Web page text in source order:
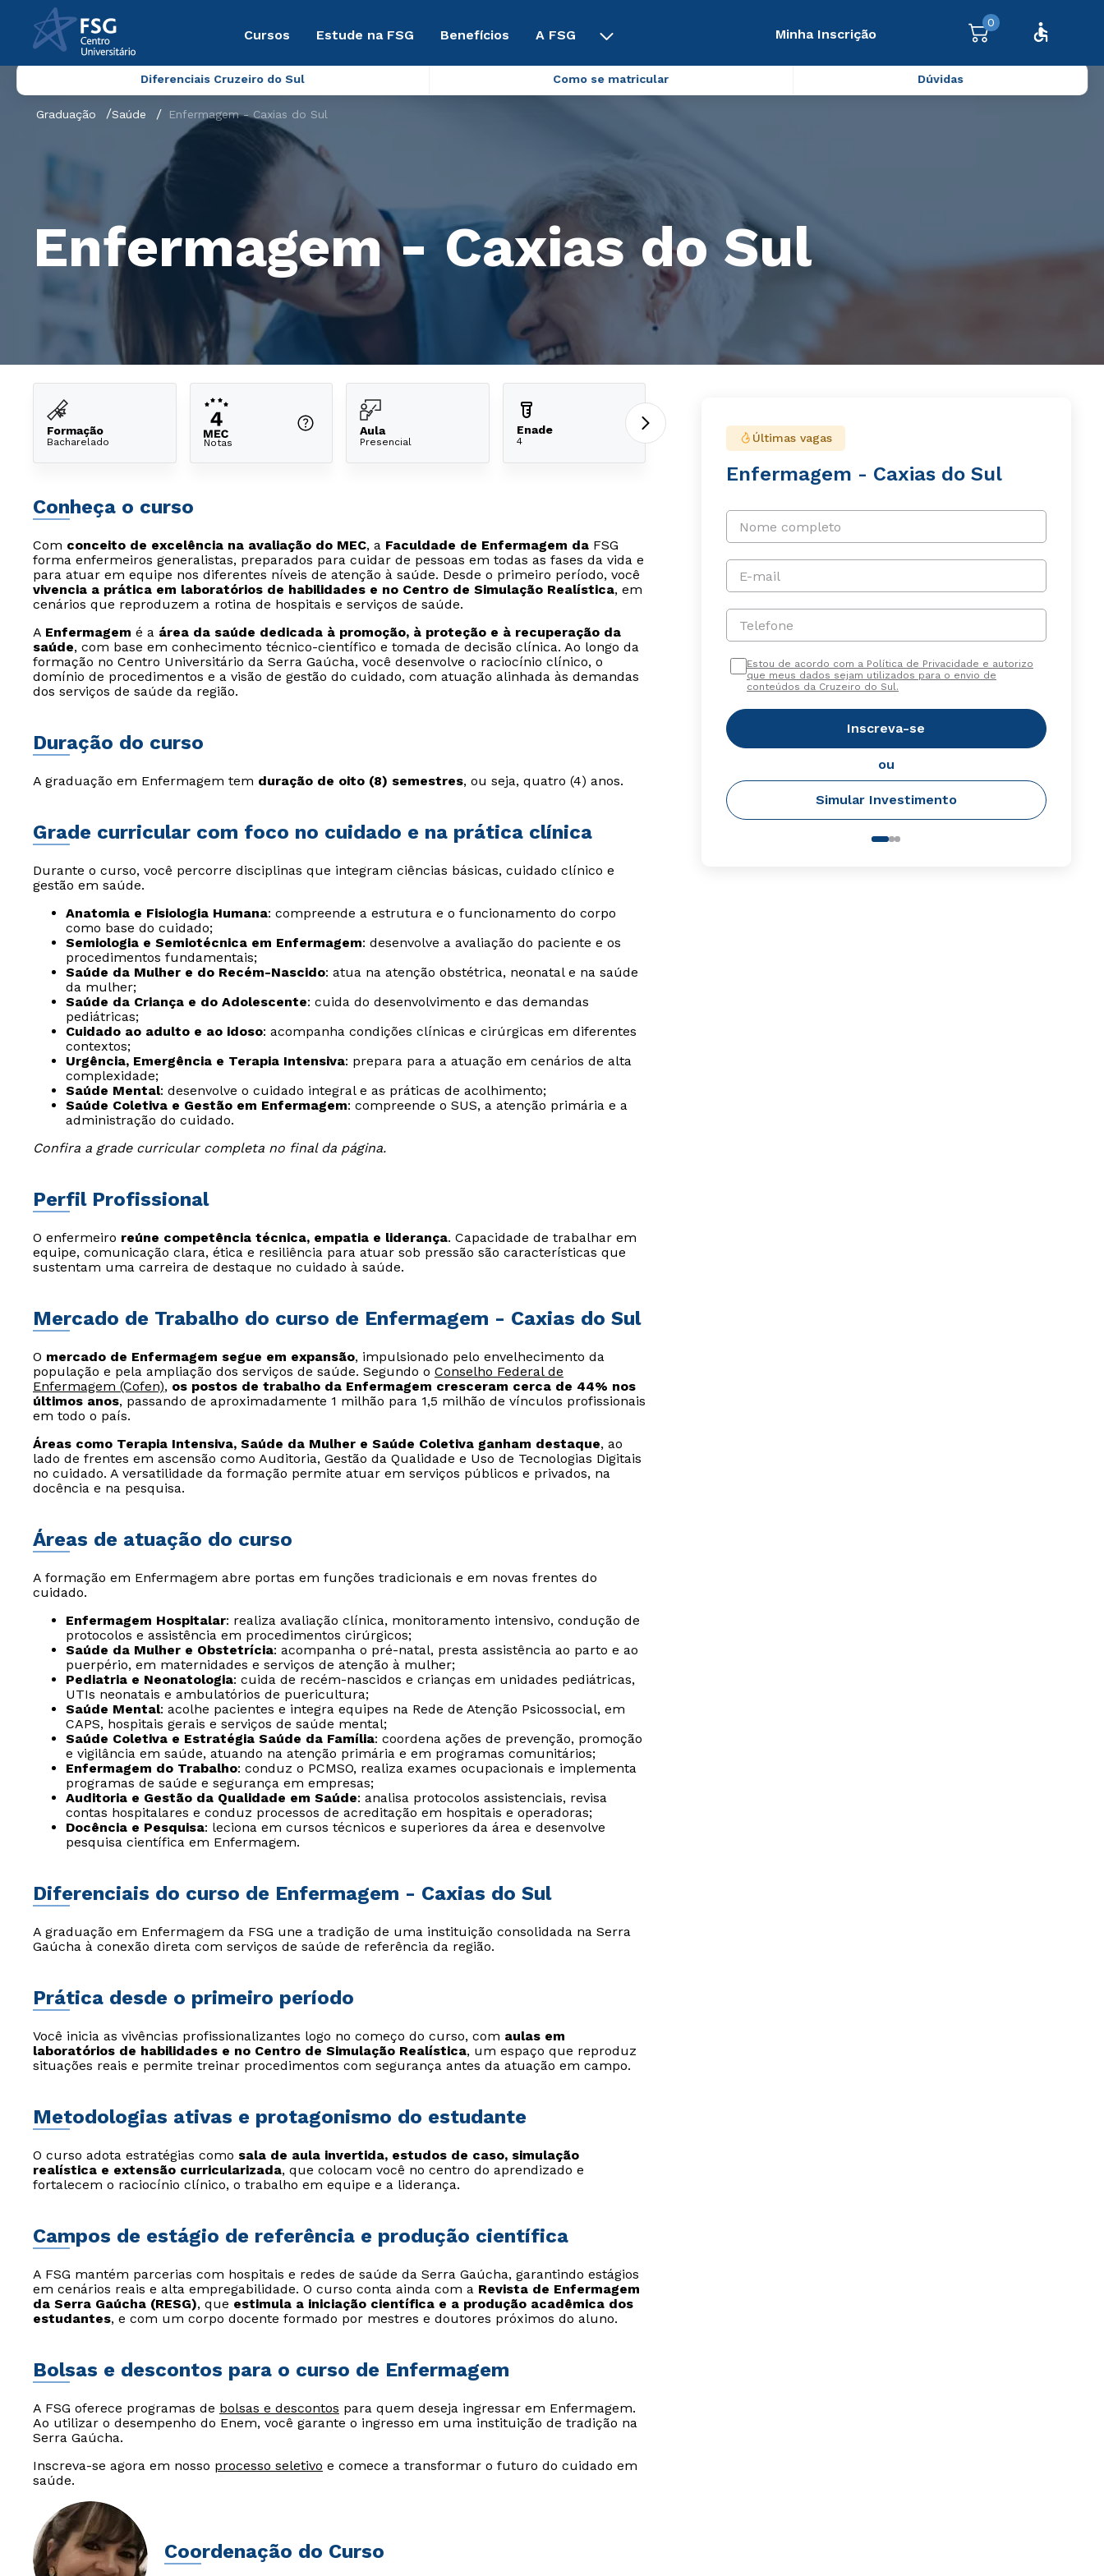
Cursos Estude na FSG Benefícios A FSG Minha Inscrição
0
Diferenciais Cruzeiro do Sul Como se matricular Dúvidas
Graduação Saúde Enfermagem - Caxias do Sul
Enfermagem - Caxias do Sul
Formação
Bacharelado Notas
Aula
Presencial
Enade
4
Conheça o curso
Com conceito de excelência na avaliação do MEC, a Faculdade de Enfermagem da FSG
forma enfermeiros generalistas, preparados para cuidar de pessoas em todas as fases da vida e
para atuar em equipe nos diferentes níveis de atenção à saúde. Desde o primeiro período, você
vivencia a prática em laboratórios de habilidades e no Centro de Simulação Realística, em
cenários que reproduzem a rotina de hospitais e serviços de saúde.
A Enfermagem é a área da saúde dedicada à promoção, à proteção e à recuperação da
saúde, com base em conhecimento técnico-científico e tomada de decisão clínica. Ao longo da
formação no Centro Universitário da Serra Gaúcha, você desenvolve o raciocínio clínico, o
domínio de procedimentos e a visão de gestão do cuidado, com atuação alinhada às demandas
dos serviços de saúde da região.
Duração do curso
A graduação em Enfermagem tem duração de oito (8) semestres, ou seja, quatro (4) anos.
Grade curricular com foco no cuidado e na prática clínica
Durante o curso, você percorre disciplinas que integram ciências básicas, cuidado clínico e
gestão em saúde.
Anatomia e Fisiologia Humana: compreende a estrutura e o funcionamento do corpo
como base do cuidado;
Semiologia e Semiotécnica em Enfermagem: desenvolve a avaliação do paciente e os
procedimentos fundamentais;
Saúde da Mulher e do Recém-Nascido: atua na atenção obstétrica, neonatal e na saúde
da mulher;
Saúde da Criança e do Adolescente: cuida do desenvolvimento e das demandas
pediátricas;
Cuidado ao adulto e ao idoso: acompanha condições clínicas e cirúrgicas em diferentes
contextos;
Urgência, Emergência e Terapia Intensiva: prepara para a atuação em cenários de alta
complexidade;
Saúde Mental: desenvolve o cuidado integral e as práticas de acolhimento;
Saúde Coletiva e Gestão em Enfermagem: compreende o SUS, a atenção primária e a
administração do cuidado.
Confira a grade curricular completa no final da página.
Perfil Profissional
O enfermeiro reúne competência técnica, empatia e liderança. Capacidade de trabalhar em
equipe, comunicação clara, ética e resiliência para atuar sob pressão são características que
sustentam uma carreira de destaque no cuidado à saúde.
Mercado de Trabalho do curso de Enfermagem - Caxias do Sul
O mercado de Enfermagem segue em expansão, impulsionado pelo envelhecimento da
população e pela ampliação dos serviços de saúde. Segundo o Conselho Federal de
Enfermagem (Cofen), os postos de trabalho da Enfermagem cresceram cerca de 44% nos
últimos anos, passando de aproximadamente 1 milhão para 1,5 milhão de vínculos profissionais
em todo o país.
Áreas como Terapia Intensiva, Saúde da Mulher e Saúde Coletiva ganham destaque, ao
lado de frentes em ascensão como Auditoria, Gestão da Qualidade e Uso de Tecnologias Digitais
no cuidado. A versatilidade da formação permite atuar em serviços públicos e privados, na
docência e na pesquisa.
Áreas de atuação do curso
A formação em Enfermagem abre portas em funções tradicionais e em novas frentes do
cuidado.
Enfermagem Hospitalar: realiza avaliação clínica, monitoramento intensivo, condução de
protocolos e assistência em procedimentos cirúrgicos;
Saúde da Mulher e Obstetrícia: acompanha o pré-natal, presta assistência ao parto e ao
puerpério, em maternidades e serviços de atenção à mulher;
Pediatria e Neonatologia: cuida de recém-nascidos e crianças em unidades pediátricas,
UTIs neonatais e ambulatórios de puericultura;
Saúde Mental: acolhe pacientes e integra equipes na Rede de Atenção Psicossocial, em
CAPS, hospitais gerais e serviços de saúde mental;
Saúde Coletiva e Estratégia Saúde da Família: coordena ações de prevenção, promoção
e vigilância em saúde, atuando na atenção primária e em programas comunitários;
Enfermagem do Trabalho: conduz o PCMSO, realiza exames ocupacionais e implementa
programas de saúde e segurança em empresas;
Auditoria e Gestão da Qualidade em Saúde: analisa protocolos assistenciais, revisa
contas hospitalares e conduz processos de acreditação em hospitais e operadoras;
Docência e Pesquisa: leciona em cursos técnicos e superiores da área e desenvolve
pesquisa científica em Enfermagem.
Diferenciais do curso de Enfermagem - Caxias do Sul
A graduação em Enfermagem da FSG une a tradição de uma instituição consolidada na Serra
Gaúcha à conexão direta com serviços de saúde de referência da região.
Prática desde o primeiro período
Você inicia as vivências profissionalizantes logo no começo do curso, com aulas em
laboratórios de habilidades e no Centro de Simulação Realística, um espaço que reproduz
situações reais e permite treinar procedimentos com segurança antes da atuação em campo.
Metodologias ativas e protagonismo do estudante
O curso adota estratégias como sala de aula invertida, estudos de caso, simulação
realística e extensão curricularizada, que colocam você no centro do aprendizado e
fortalecem o raciocínio clínico, o trabalho em equipe e a liderança.
Campos de estágio de referência e produção científica
A FSG mantém parcerias com hospitais e redes de saúde da Serra Gaúcha, garantindo estágios
em cenários reais e alta empregabilidade. O curso conta ainda com a Revista de Enfermagem
da Serra Gaúcha (RESG), que estimula a iniciação científica e a produção acadêmica dos
estudantes, e com um corpo docente formado por mestres e doutores próximos do aluno.
Bolsas e descontos para o curso de Enfermagem
A FSG oferece programas de bolsas e descontos para quem deseja ingressar em Enfermagem.
Ao utilizar o desempenho do Enem, você garante o ingresso em uma instituição de tradição na
Serra Gaúcha.
Inscreva-se agora em nosso processo seletivo e comece a transformar o futuro do cuidado em
saúde.
Coordenação do Curso
Últimas vagas
Enfermagem - Caxias do Sul
Nome completo
E-mail
Telefone
Estou de acordo com a Política de Privacidade e autorizo
que meus dados sejam utilizados para o envio de
conteúdos da Cruzeiro do Sul.
Inscreva-se
ou
Simular Investimento
Rápido e fácil
WhatsApp
ou
autorizo que meus dados sejam utilizados para o
envio de conteúdos da FSG.
Rápido e fácil
WhatsApp
ou
autorizo que meus dados sejam utilizados para o
envio de conteúdos da Cruzeiro do Sul.